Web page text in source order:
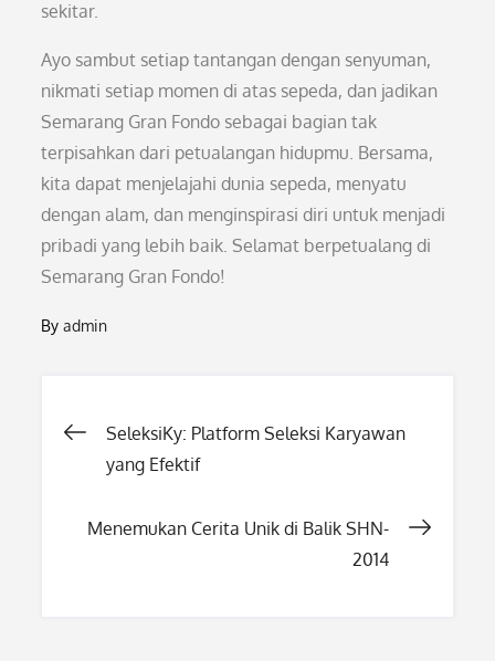
sekitar.
Ayo sambut setiap tantangan dengan senyuman,
nikmati setiap momen di atas sepeda, dan jadikan
Semarang Gran Fondo sebagai bagian tak
terpisahkan dari petualangan hidupmu. Bersama,
kita dapat menjelajahi dunia sepeda, menyatu
dengan alam, dan menginspirasi diri untuk menjadi
pribadi yang lebih baik. Selamat berpetualang di
Semarang Gran Fondo!
Byadmin
Post
SeleksiKy: Platform Seleksi Karyawan
yang Efektif
Menemukan Cerita Unik di Balik SHN-
2014